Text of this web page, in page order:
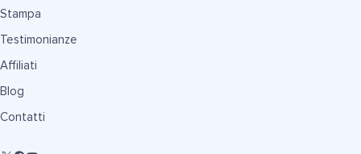
Stampa
Testimonianze
Affiliati
Blog
Contatti